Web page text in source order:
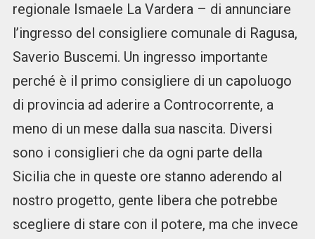
regionale Ismaele La Vardera – di annunciare
l’ingresso del consigliere comunale di Ragusa,
Saverio Buscemi. Un ingresso importante
perché è il primo consigliere di un capoluogo
di provincia ad aderire a Controcorrente, a
meno di un mese dalla sua nascita. Diversi
sono i consiglieri che da ogni parte della
Sicilia che in queste ore stanno aderendo al
nostro progetto, gente libera che potrebbe
scegliere di stare con il potere, ma che invece